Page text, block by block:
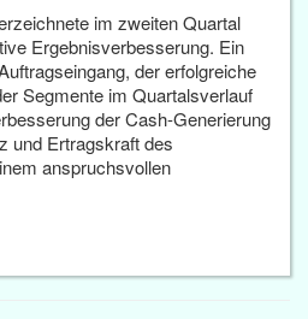
im zweiten Quartal
Ergebnisverbesserung. Ein
der erfolgreiche
Segmente im Quartalsverlauf
der Cash-Generierung
und Ertragskraft des
anspruchsvollen